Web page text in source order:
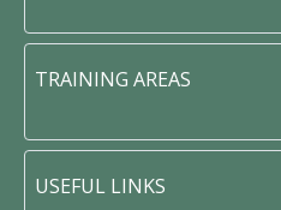
TRAINING AREAS
USEFUL LINKS